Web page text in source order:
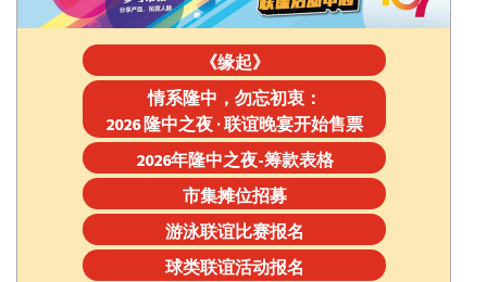
《缘起》
情系隆中，勿忘初衷：
2026 隆中之夜 · 联谊晚宴开始售票
2026年隆中之夜-筹款表格
市集摊位招募
游泳联谊比赛报名
球类联谊活动报名